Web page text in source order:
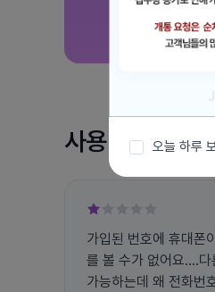
사용 후기
가입된 번호에 휴대폰
를 볼 수가 없어요....
가능하는데 왜 전화번호로 로그
오늘 하루